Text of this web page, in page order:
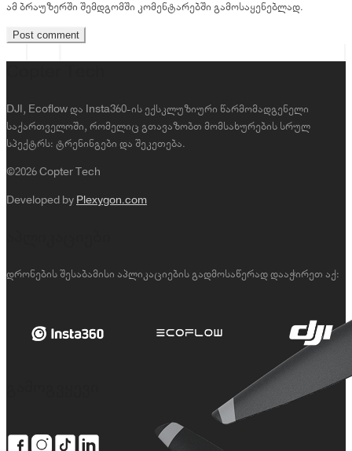
ამ ბრაუზერში შემდგომში კომენტარებში გამოსაყენებლად.
DJI, Ecoflow და Insta360-ის ექსკლუზიური წარმომადგენელი
საქართველოში, რომელიც გთავაზობთ მომსახურების სრულ
სპექტრს: ტრენინგები და შეკეთება.
©2026 Copter Tech
Developed by Plexygon.com
დრონების შესაბამისი აპლიკაციების გადმოსაწერად დააჭირეთ აქ: